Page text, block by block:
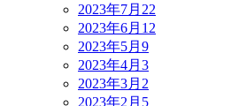
2023年7月 22
2023年6月 12
2023年5月 9
2023年4月 3
2023年3月 2
2023年2月 5